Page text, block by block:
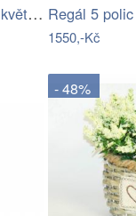
Keramický obal na květináč s kvítky…
1550,-Kč
- 48%